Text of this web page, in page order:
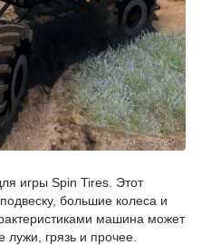
игры Spin Tires. Этот
большие колеса и
машина может
грязь и прочее.